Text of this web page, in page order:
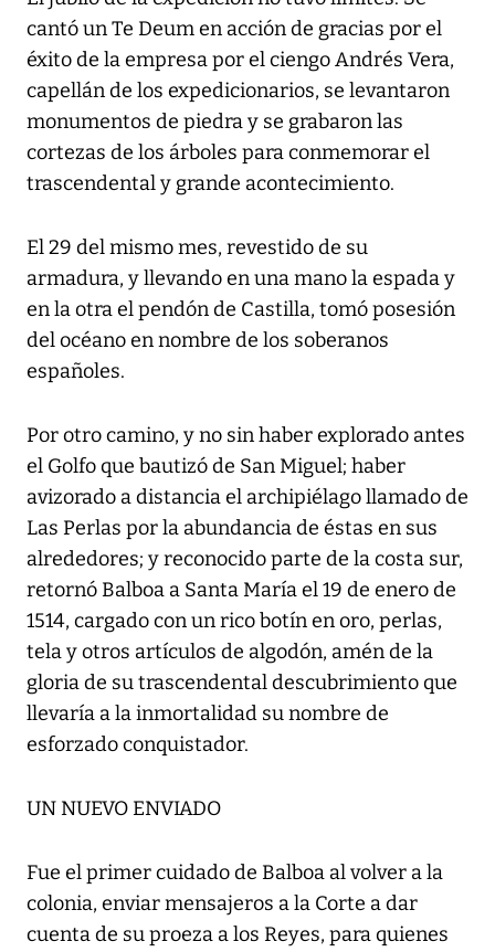
cantó un Te Deum en acción de gracias por el
éxito de la empresa por el ciengo Andrés Vera,
capellán de los expedicionarios, se levantaron
monumentos de piedra y se grabaron las
cortezas de los árboles para conmemorar el
trascendental y grande acontecimiento.
El 29 del mismo mes, revestido de su
armadura, y llevando en una mano la espada y
en la otra el pendón de Castilla, tomó posesión
del océano en nombre de los soberanos
españoles.
Por otro camino, y no sin haber explorado antes
el Golfo que bautizó de San Miguel; haber
avizorado a distancia el archipiélago llamado de
Las Perlas por la abundancia de éstas en sus
alrededores; y reconocido parte de la costa sur,
retornó Balboa a Santa María el 19 de enero de
1514, cargado con un rico botín en oro, perlas,
tela y otros artículos de algodón, amén de la
gloria de su trascendental descubrimiento que
llevaría a la inmortalidad su nombre de
esforzado conquistador.
UN NUEVO ENVIADO
Fue el primer cuidado de Balboa al volver a la
colonia, enviar mensajeros a la Corte a dar
cuenta de su proeza a los Reyes, para quienes